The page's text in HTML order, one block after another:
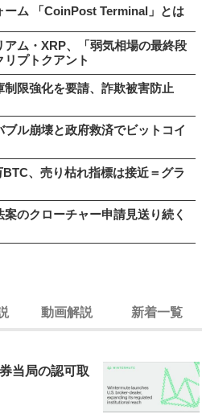
ーム 「CoinPost Terminal」とは
アム・XRP、「弱気相場の最終段
プトクアント
限強化を要請、詐欺被害防止
ル崩壊と政府救済でビットコイ
、売り枯れ指標は接近＝グラ
のクローチャー申請見送り続く
動画解説 新着一覧
当局の認可取